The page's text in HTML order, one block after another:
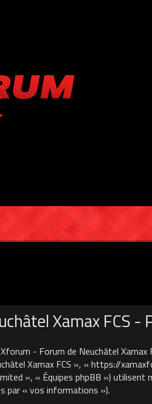
Xamax FCS
- Forum de Neuchâtel
Xamax FCS », « https://
», « Équipes phpBB »)
par « vos informations »).